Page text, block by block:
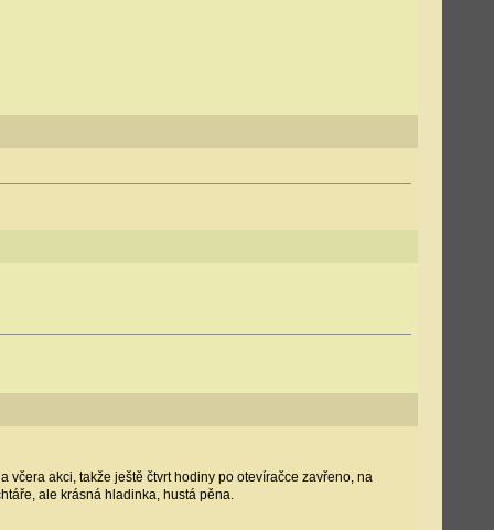
akci, takže ještě čtvrt hodiny po otevíračce zavřeno, na
ale krásná hladinka, hustá pěna.